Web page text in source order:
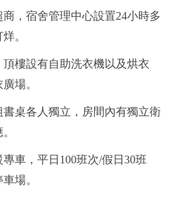
，宿舍管理中心設置24小時多
。
樓設有自助洗衣機以及烘衣
場。
桌各人獨立，房間內有獨立衛
車，平日100班次/假日30班
場。